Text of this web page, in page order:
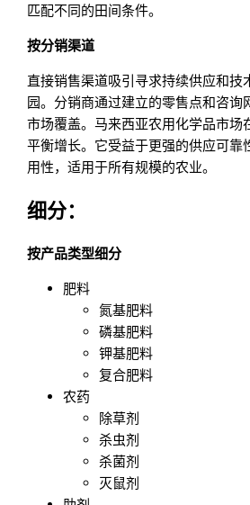
匹配不同的田间条件。
按分销渠道
直接销售渠道吸引寻求持续供应和技
园。分销商通过建立的零售点和咨询
市场覆盖。马来西亚农用化学品市场
平衡增长。它受益于更强的供应可靠
用性，适用于所有规模的农业。
细分：
按产品类型细分
肥料
氮基肥料
磷基肥料
钾基肥料
复合肥料
农药
除草剂
杀虫剂
杀菌剂
灭鼠剂